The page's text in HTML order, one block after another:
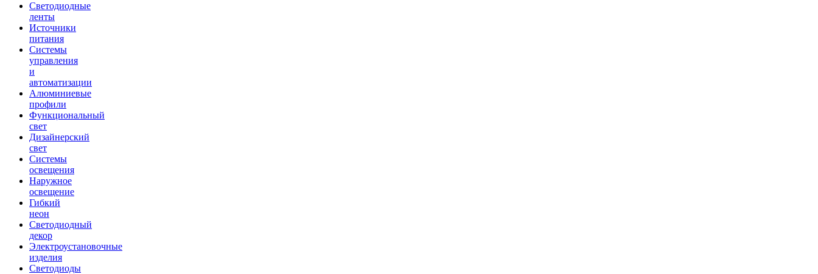
Светодиодные
ленты
Источники
питания
Системы
управления
и
автоматизации
Алюминиевые
профили
Функциональный
свет
Дизайнерский
свет
Системы
освещения
Наружное
освещение
Гибкий
неон
Светодиодный
декор
Электроустановочные
изделия
Светодиоды